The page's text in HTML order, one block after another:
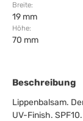
Breite:
19 mm
Höhe:
70 mm
Beschreibung
Lippenbalsam.
UV-Finish.